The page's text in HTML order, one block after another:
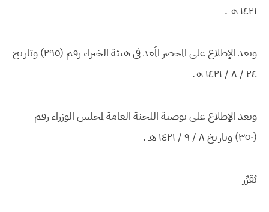
١٤٢١ هـ .
وبعد الإطلاع على المحضر المُعد في هيئة الخبراء رقم (٢٩٥) وتاريخ
٢٤ / ٨ / ١٤٢١ هـ.
وبعد الإطلاع على توصية اللجنة العامة لمجلس الوزراء رقم
(٣٥٠) وتاريخ ٨ / ٩ / ١٤٢١ هـ .
يُقرِّر